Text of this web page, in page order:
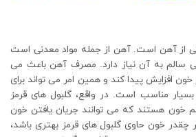
از آهن است. آهن از جمله مواد معدنی است
سالم به آن نیاز دارد. مصرف آهن باعث می
افزایش پیدا کند و همین امر می تواند برای
مناسب است. در واقع، گلبول های قرمز
خون هستند که می توانند جریان یافتن خون
چقدر خون حاوی گلبول های قرمز بهتری باشد،